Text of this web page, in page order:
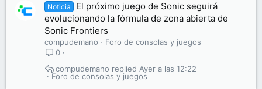
Noticia
El próximo juego de Sonic seguirá
evolucionando la fórmula de zona abierta de
Sonic Frontiers
compudemano
Foro de consolas y juegos
0
Foro de consolas y juegos
Ayer a las 12:22
compudemano